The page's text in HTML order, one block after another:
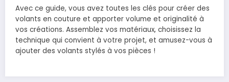
Avec ce guide, vous avez toutes les clés pour créer des
volants en couture et apporter volume et originalité à
vos créations. Assemblez vos matériaux, choisissez la
technique qui convient à votre projet, et amusez-vous à
ajouter des volants stylés à vos pièces !